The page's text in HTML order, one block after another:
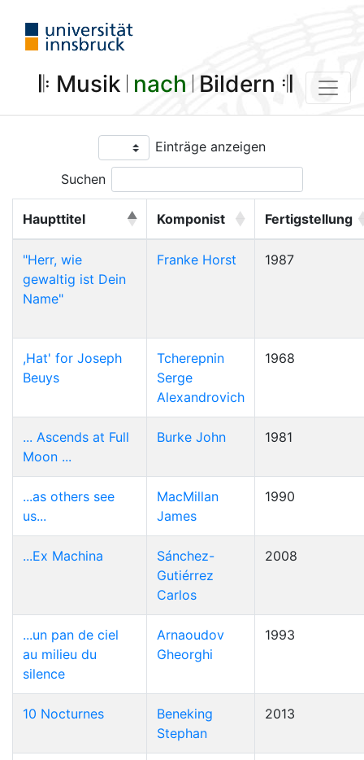
𝄆 Musik 𝄀 nach 𝄀 Bildern 𝄇
Einträge anzeigen
Suchen
Haupttitel Komponist Fertigstellung
"Herr, wie
gewaltig ist Dein
Name"
Franke Horst 1987
,Hat' for Joseph
Beuys
Tcherepnin
Serge
Alexandrovich
1968
... Ascends at Full
Moon ...
Burke John 1981
...as others see
us...
MacMillan
James
1990
...Ex Machina
Sánchez-
Gutiérrez
Carlos
2008
...un pan de ciel
au milieu du
silence
Arnaoudov
Gheorghi
1993
10 Nocturnes
Beneking
Stephan
2013